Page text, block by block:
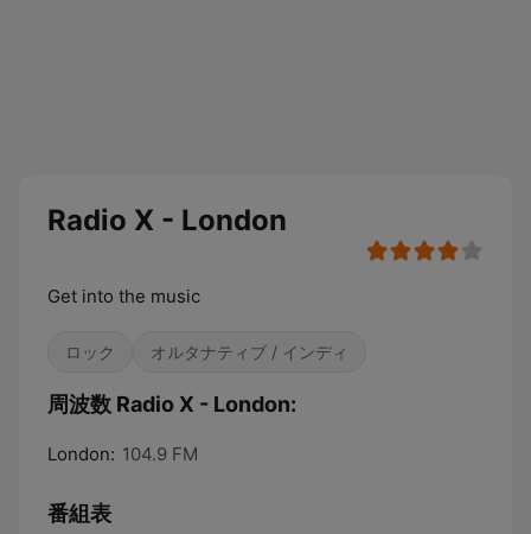
Radio X - London
Get into the music
ロック オルタナティブ / インディ
周波数 Radio X - London:
London: 104.9 FM
番組表